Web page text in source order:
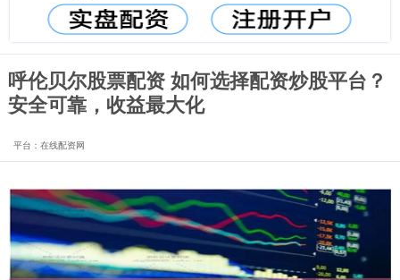
呼伦贝尔股票配资 如何选择配资炒股平台？
安全可靠，收益最大化
平台：在线配资网